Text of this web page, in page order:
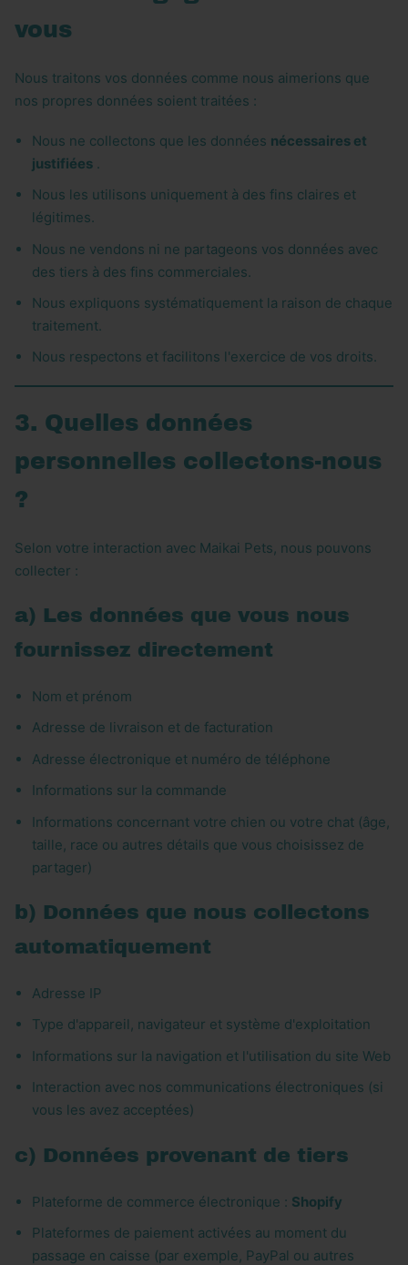
vous
Nous traitons vos données comme nous aimerions que
nos propres données soient traitées :
Nous ne collectons que les données nécessaires et
justifiées.
Nous les utilisons uniquement à des fins claires et
légitimes.
Nous ne vendons ni ne partageons vos données avec
des tiers à des fins commerciales.
Nous expliquons systématiquement la raison de chaque
traitement.
Nous respectons et facilitons l'exercice de vos droits.
3. Quelles données
personnelles collectons-nous
?
Selon votre interaction avec Maikai Pets, nous pouvons
collecter :
a) Les données que vous nous
fournissez directement
Nom et prénom
Adresse de livraison et de facturation
Adresse électronique et numéro de téléphone
Informations sur la commande
Informations concernant votre chien ou votre chat (âge,
taille, race ou autres détails que vous choisissez de
partager)
b) Données que nous collectons
automatiquement
Adresse IP
Type d'appareil, navigateur et système d'exploitation
Informations sur la navigation et l'utilisation du site Web
Interaction avec nos communications électroniques (si
vous les avez acceptées)
c) Données provenant de tiers
Plateforme de commerce électronique : Shopify
Plateformes de paiement activées au moment du
passage en caisse (par exemple, PayPal ou autres